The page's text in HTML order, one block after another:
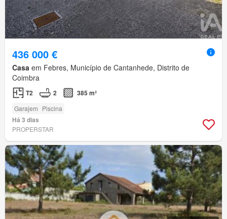
436 000 €
Casa em Febres, Município de Cantanhede, Distrito de
Coimbra
T2 2 385 m²
Garajem Piscina
Há 3 dias
PROPERSTAR